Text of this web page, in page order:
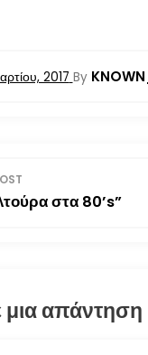
2017 By
στα 80’s”
απάντηση